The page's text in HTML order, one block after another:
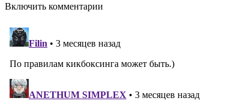
Включить комментарии